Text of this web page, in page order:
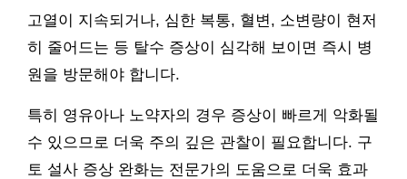
고열이 지속되거나, 심한 복통, 혈변, 소변량이 현저
히 줄어드는 등 탈수 증상이 심각해 보이면 즉시 병
원을 방문해야 합니다.
특히 영유아나 노약자의 경우 증상이 빠르게 악화될
수 있으므로 더욱 주의 깊은 관찰이 필요합니다. 구
토 설사 증상 완화는 전문가의 도움으로 더욱 효과